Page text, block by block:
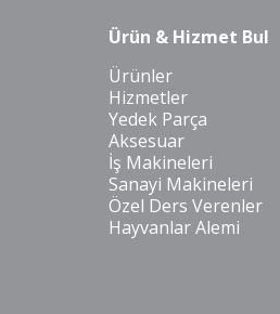
Ürün & Hizmet Bul
Ürünler
Hizmetler
Yedek Parça
Aksesuar
İş Makineleri
Sanayi Makineleri
Özel Ders Verenler
Hayvanlar Alemi